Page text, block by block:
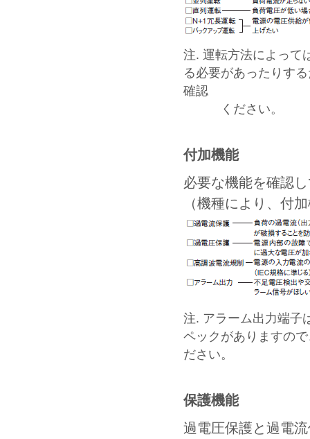
注. 運転方法によって
る必要があったりす
確認
ください。
付加機能
必要な機能を確認
（機種により、付
注. アラーム出力端子
ペックがありますの
ださい。
保護機能
過電圧保護と過電